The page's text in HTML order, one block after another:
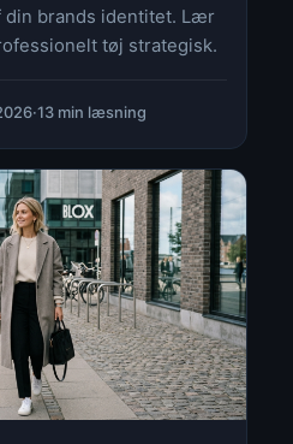
din brands identitet. Lær
tøj strategisk.
·13 min læsning